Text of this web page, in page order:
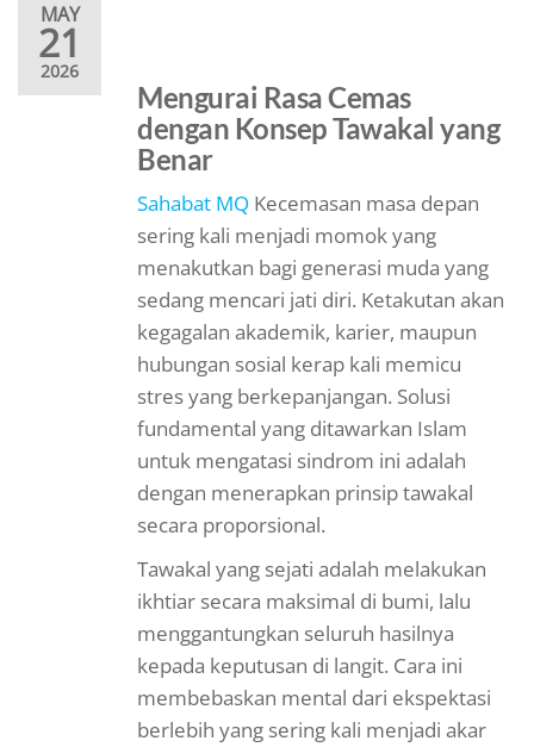
MAY
21
2026
Mengurai Rasa Cemas
dengan Konsep Tawakal yang
Benar
Sahabat MQ Kecemasan masa depan
sering kali menjadi momok yang
menakutkan bagi generasi muda yang
sedang mencari jati diri. Ketakutan akan
kegagalan akademik, karier, maupun
hubungan sosial kerap kali memicu
stres yang berkepanjangan. Solusi
fundamental yang ditawarkan Islam
untuk mengatasi sindrom ini adalah
dengan menerapkan prinsip tawakal
secara proporsional.
Tawakal yang sejati adalah melakukan
ikhtiar secara maksimal di bumi, lalu
menggantungkan seluruh hasilnya
kepada keputusan di langit. Cara ini
membebaskan mental dari ekspektasi
berlebih yang sering kali menjadi akar